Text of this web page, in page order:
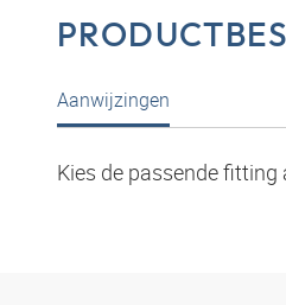
Aanwijzingen
Kies de passende